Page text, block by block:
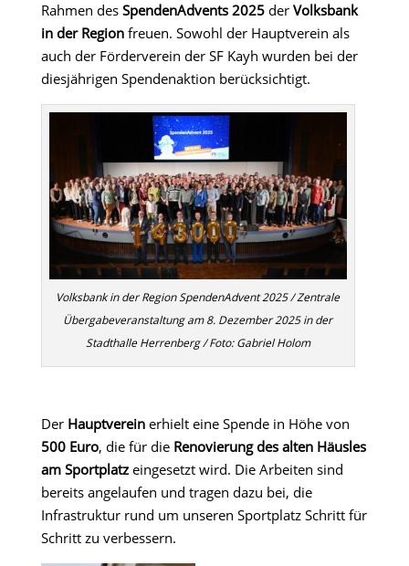
Rahmen des SpendenAdvents 2025der Volksbank
in der Regionfreuen. Sowohl der Hauptverein als
auch der Förderverein der SF Kayh wurden bei der
diesjährigen Spendenaktion berücksichtigt.
Volksbank in der Region SpendenAdvent 2025 / Zentrale
Übergabeveranstaltung am 8. Dezember 2025 in der
Stadthalle Herrenberg / Foto: Gabriel Holom
Der Hauptvereinerhielt eine Spende in Höhe von
500 Euro, die für die Renovierung des alten Häusles
am Sportplatzeingesetzt wird. Die Arbeiten sind
bereits angelaufen und tragen dazu bei, die
Infrastruktur rund um unseren Sportplatz Schritt für
Schritt zu verbessern.